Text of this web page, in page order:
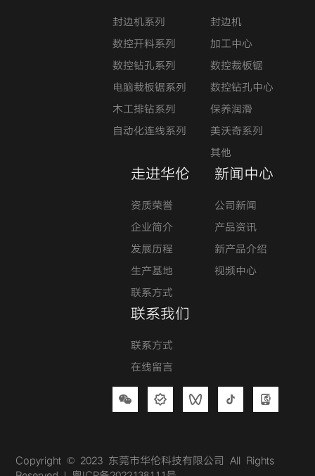
封边机系列
数控开料系列
数控钻孔系列
电脑裁板锯系列
木工排钻系列
自动化连线系列
封边机
加工中心
数控裁板锯
数控钻孔中心
保养润滑
美沃奇系列
其他
走进华伦
资质荣誉
企业简介
发展历程
生产基地
联系方式
新闻中心
公司新闻
产品资讯
新产品介绍
视频中心
联系我们
联系方式
在线留言
Copyright © 2023 东莞市华伦科技有限公司 All Rights